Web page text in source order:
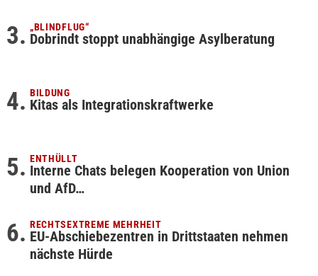
„BLINDFLUG“
Dobrindt stoppt unabhängige Asylberatung
BILDUNG
Kitas als Integrationskraftwerke
ENTHÜLLT
Interne Chats belegen Kooperation von Union
und AfD…
RECHTSEXTREME MEHRHEIT
EU-Abschiebezentren in Drittstaaten nehmen
nächste Hürde